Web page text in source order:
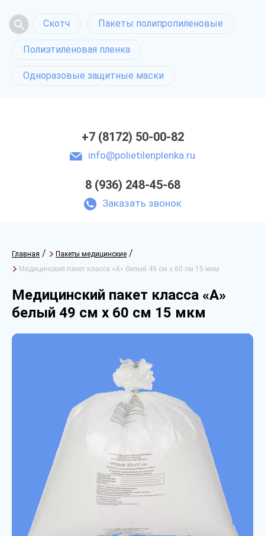
Скотч Пакеты полипропиленовые
Полиэтиленовая пленка
Одноразовые защитные маски
+7 (8172) 50-00-82
info@polietilenplenka.ru
8 (936) 248-45-68
Заказать звонок
Главная / Пакеты медицинские /
Медицинский пакет класса «А» белый 49 см х 60 см 15 мкм
Медицинский пакет класса «А»
белый 49 см х 60 см 15 мкм